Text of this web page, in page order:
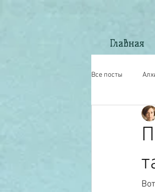
Главная
Все посты
Моё